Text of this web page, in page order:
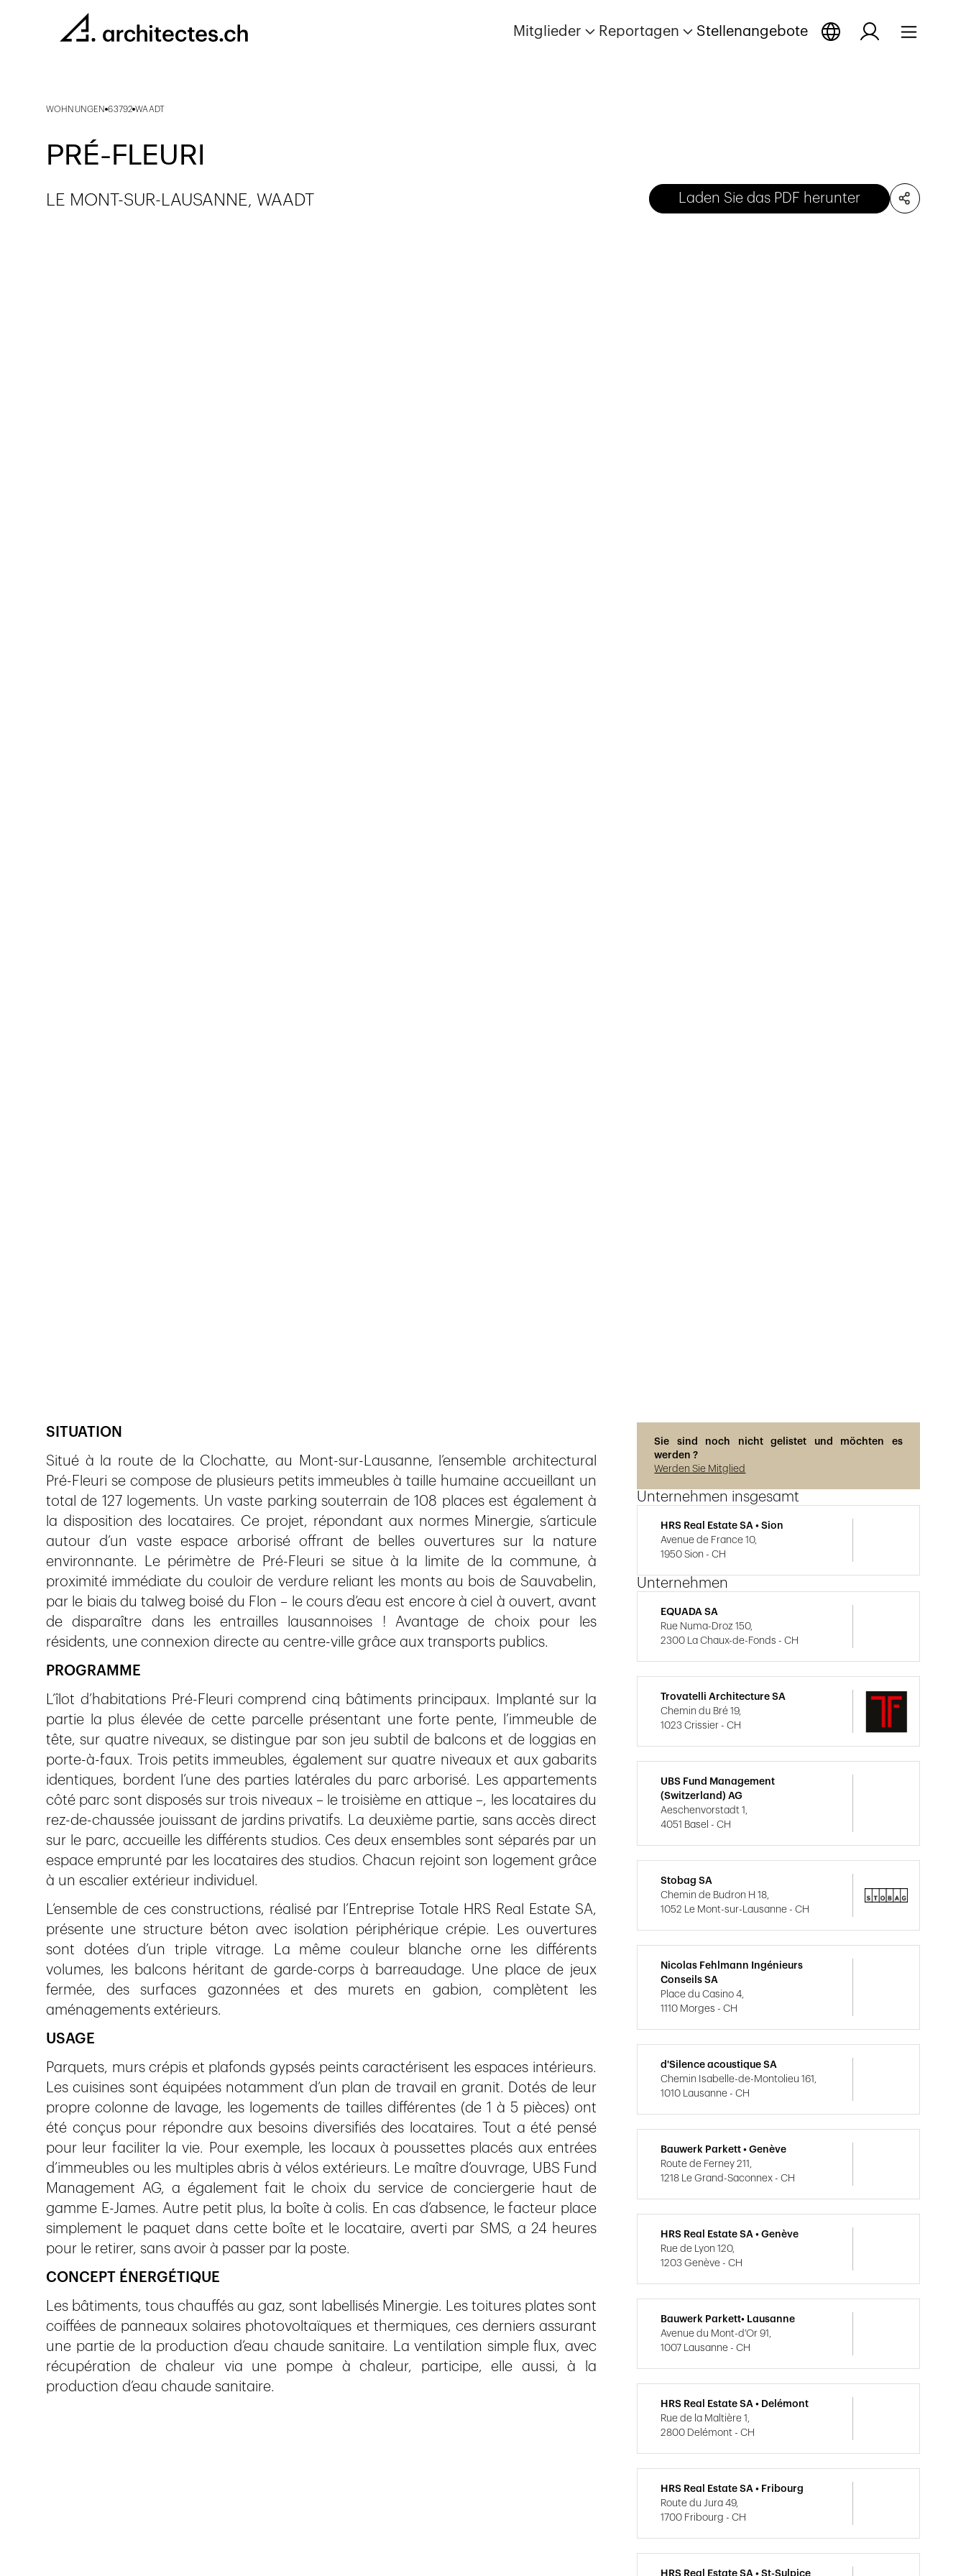
Mitglieder Reportagen Stellenangebote
WOHNUNGEN 63792 WAADT
PRÉ-FLEURI
LE MONT-SUR-LAUSANNE, WAADT Laden Sie das PDF herunter
SITUATION
Situé à la route de la Clochatte, au Mont-sur-Lausanne, l’ensemble architectural
Pré-Fleuri se compose de plusieurs petits immeubles à taille humaine accueillant un
total de 127 logements. Un vaste parking souterrain de 108 places est également à
la disposition des locataires. Ce projet, répondant aux normes Minergie, s’articule
autour d’un vaste espace arborisé offrant de belles ouvertures sur la nature
environnante. Le périmètre de Pré-Fleuri se situe à la limite de la commune, à
proximité immédiate du couloir de verdure reliant les monts au bois de Sauvabelin,
par le biais du talweg boisé du Flon – le cours d’eau est encore à ciel à ouvert, avant
de disparaître dans les entrailles lausannoises ! Avantage de choix pour les
résidents, une connexion directe au centre-ville grâce aux transports publics.
PROGRAMME
L’îlot d’habitations Pré-Fleuri comprend cinq bâtiments principaux. Implanté sur la
partie la plus élevée de cette parcelle présentant une forte pente, l’immeuble de
tête, sur quatre niveaux, se distingue par son jeu subtil de balcons et de loggias en
porte-à-faux. Trois petits immeubles, également sur quatre niveaux et aux gabarits
identiques, bordent l’une des parties latérales du parc arborisé. Les appartements
côté parc sont disposés sur trois niveaux – le troisième en attique –, les locataires du
rez-de-chaussée jouissant de jardins privatifs. La deuxième partie, sans accès direct
sur le parc, accueille les différents studios. Ces deux ensembles sont séparés par un
espace emprunté par les locataires des studios. Chacun rejoint son logement grâce
à un escalier extérieur individuel.
L’ensemble de ces constructions, réalisé par l’Entreprise Totale HRS Real Estate SA,
présente une structure béton avec isolation périphérique crépie. Les ouvertures
sont dotées d’un triple vitrage. La même couleur blanche orne les différents
volumes, les balcons héritant de garde-corps à barreaudage. Une place de jeux
fermée, des surfaces gazonnées et des murets en gabion, complètent les
aménagements extérieurs.
USAGE
Parquets, murs crépis et plafonds gypsés peints caractérisent les espaces intérieurs.
Les cuisines sont équipées notamment d’un plan de travail en granit. Dotés de leur
propre colonne de lavage, les logements de tailles différentes (de 1 à 5 pièces) ont
été conçus pour répondre aux besoins diversifiés des locataires. Tout a été pensé
pour leur faciliter la vie. Pour exemple, les locaux à poussettes placés aux entrées
d’immeubles ou les multiples abris à vélos extérieurs. Le maître d’ouvrage, UBS Fund
Management AG, a également fait le choix du service de conciergerie haut de
gamme E-James. Autre petit plus, la boîte à colis. En cas d’absence, le facteur place
simplement le paquet dans cette boîte et le locataire, averti par SMS, a 24 heures
pour le retirer, sans avoir à passer par la poste.
CONCEPT ÉNERGÉTIQUE
Les bâtiments, tous chauffés au gaz, sont labellisés Minergie. Les toitures plates sont
coiffées de panneaux solaires photovoltaïques et thermiques, ces derniers assurant
une partie de la production d’eau chaude sanitaire. La ventilation simple flux, avec
récupération de chaleur via une pompe à chaleur, participe, elle aussi, à la
production d’eau chaude sanitaire.
Sie sind noch nicht gelistet und möchten es
werden ?
Werden Sie Mitglied
Unternehmen insgesamt
HRS Real Estate SA • Sion
Avenue de France 10,
1950 Sion - CH
Unternehmen
EQUADA SA
Rue Numa-Droz 150,
2300 La Chaux-de-Fonds - CH
Trovatelli Architecture SA
Chemin du Bré 19,
1023 Crissier - CH
UBS Fund Management
(Switzerland) AG
Aeschenvorstadt 1,
4051 Basel - CH
Stobag SA
Chemin de Budron H 18,
1052 Le Mont-sur-Lausanne - CH
Nicolas Fehlmann Ingénieurs
Conseils SA
Place du Casino 4,
1110 Morges - CH
d'Silence acoustique SA
Chemin Isabelle-de-Montolieu 161,
1010 Lausanne - CH
Bauwerk Parkett • Genève
Route de Ferney 211,
1218 Le Grand-Saconnex - CH
HRS Real Estate SA • Genève
Rue de Lyon 120,
1203 Genève - CH
Bauwerk Parkett• Lausanne
Avenue du Mont-d'Or 91,
1007 Lausanne - CH
HRS Real Estate SA • Delémont
Rue de la Maltière 1,
2800 Delémont - CH
HRS Real Estate SA • Fribourg
Route du Jura 49,
1700 Fribourg - CH
HRS Real Estate SA • St-Sulpice